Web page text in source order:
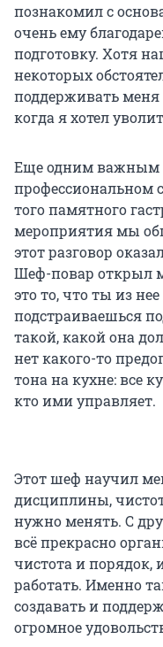
познакомил с
очень ему
подготовку. Хотя
некоторых
поддерживать меня
когда я хотел
Еще одним важным
профессиональном
того памятного
мероприятия мы
этот разговор
Шеф-повар открыл
это то, что ты из
подстраиваешься
такой, какой она
нет какого-то
тона на кухне: все
кто ими управляет.
Этот шеф научил
дисциплины,
нужно менять. С
всё прекрасно
чистота и порядок,
работать. Именно
создавать и
огромное